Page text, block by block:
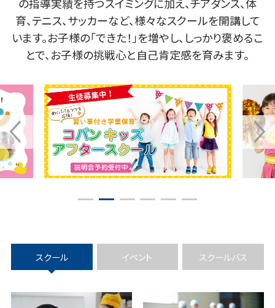
育、テニス、サッカーなど、様々なスクールを開講して
います。お子様の「できた！」を増やし、しっかり褒めるこ
とで、お子様の挑戦心と自己肯定感を育みます。
1 2 3 4 5 6
スクール イベント スクールバス